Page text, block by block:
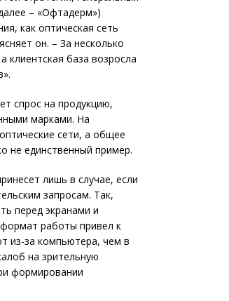
– «Офтадерм»)
как оптическая сеть
он. – За несколько
клиентская база возросла
спрос на продукцию,
марками. На
сети, а общее
не единственный пример.
лишь в случае, если
запросам. Так,
перед экранами и
работы привел к
из-за компьютера, чем в
на зрительную
формировании